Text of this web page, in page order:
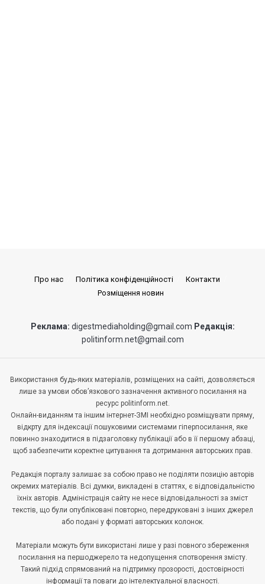
Про нас Політика конфіденційності
Контакти
Розміщення новин
Реклама: digestmediaholding@gmail.com Редакція:
politinform.net@gmail.com
Використання будь-яких матеріалів, розміщених на сайті, дозволяється
лише за умови обов’язкового зазначення активного посилання на
ресурс politinform.net.
Онлайн-виданням та іншим інтернет-ЗМІ необхідно розміщувати пряму,
відкрту для індексації пошуковими системами гіперпосилання, яке
повинно знаходитися в підзаголовку публікації або в її першому абзаці,
щоб забезпечити коректне цитування та дотримання авторських прав.
Редакція порталу залишає за собою право не поділяти позицію авторів
окремих матеріалів. Всі думки, викладені в статтях, є відповідальністю
їхніх авторів. Адміністрація сайту не несе відповідальності за зміст
текстів, що були опубліковані повторно, передруковані з інших джерел
або подані у форматі авторських колонок.
Матеріали можуть бути використані лише у разі повного збереження
посилання на першоджерело та недопущення спотворення змісту.
Такий підхід спрямований на підтримку прозорості, достовірності
інформації та поваги до інтелектуальної власності.